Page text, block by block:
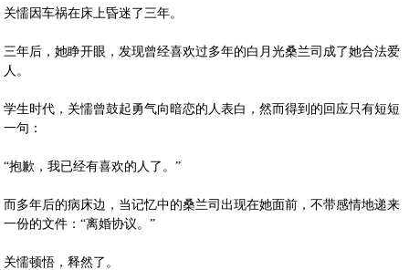
关懦因车祸在床上昏迷了三年。
三年后，她睁开眼，发现曾经喜欢过多年的白月光桑兰司成了她合法爱
人。
学生时代，关懦曾鼓起勇气向暗恋的人表白，然而得到的回应只有短短
一句：
“抱歉，我已经有喜欢的人了。”
而多年后的病床边，当记忆中的桑兰司出现在她面前，不带感情地递来
一份的文件：“离婚协议。”
关懦顿悟，释然了。